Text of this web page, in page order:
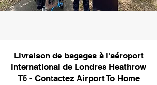
Livraison de bagages à l'aéroport
international de Londres Heathrow
T5 - Contactez Airport To Home